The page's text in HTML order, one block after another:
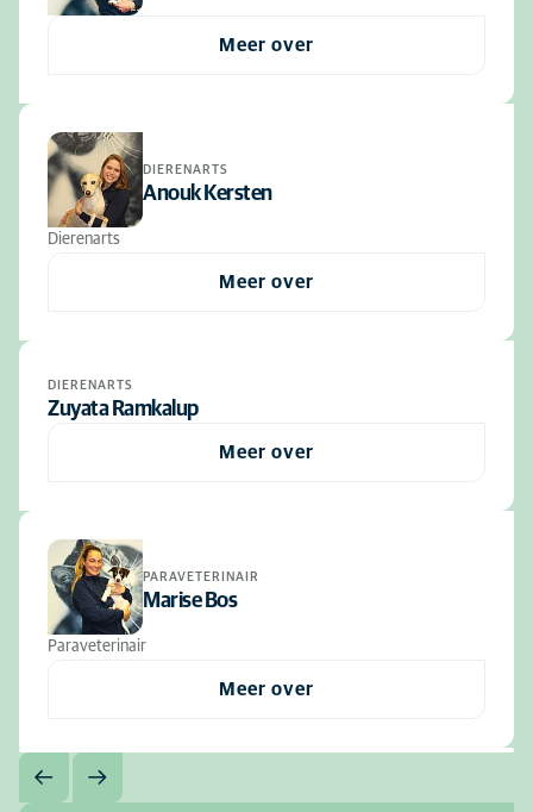
Meer over
DIERENARTS
Anouk Kersten
Dierenarts
Meer over
DIERENARTS
Zuyata Ramkalup
Meer over
PARAVETERINAIR
Marise Bos
Paraveterinair
Meer over